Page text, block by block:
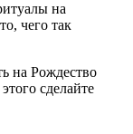
на
чего так
на Рождество
сделайте